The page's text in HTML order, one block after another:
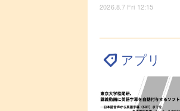
2026.8.7 Fri 12:15
アプリ